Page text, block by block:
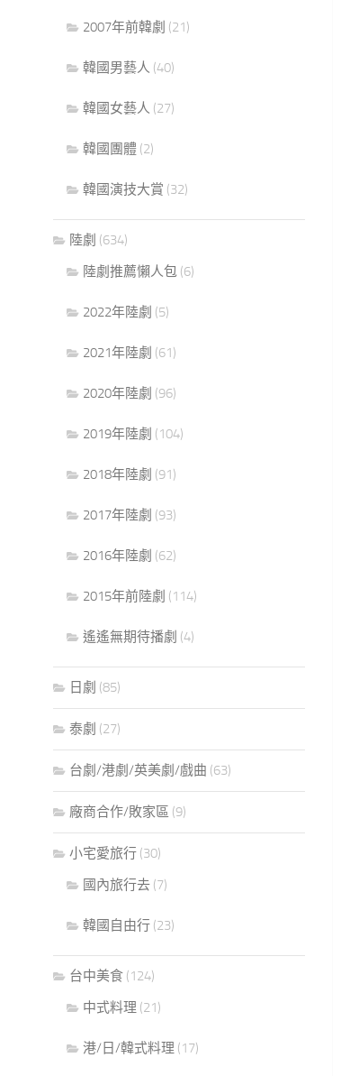
2007年前韓劇 (21)
韓國男藝人 (40)
韓國女藝人 (27)
韓國團體 (2)
韓國演技大賞 (32)
陸劇 (634)
陸劇推薦懶人包 (6)
2022年陸劇 (5)
2021年陸劇 (61)
2020年陸劇 (96)
2019年陸劇 (104)
2018年陸劇 (91)
2017年陸劇 (93)
2016年陸劇 (62)
2015年前陸劇 (114)
遙遙無期待播劇 (4)
日劇 (85)
泰劇 (27)
台劇/港劇/英美劇/戲曲 (63)
廠商合作/敗家區 (9)
小宅愛旅行 (30)
國內旅行去 (7)
韓國自由行 (23)
台中美食 (124)
中式料理 (21)
港/日/韓式料理 (17)